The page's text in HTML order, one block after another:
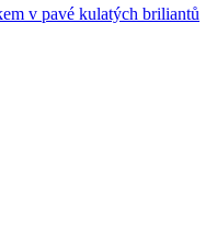
v pavé kulatých briliantů